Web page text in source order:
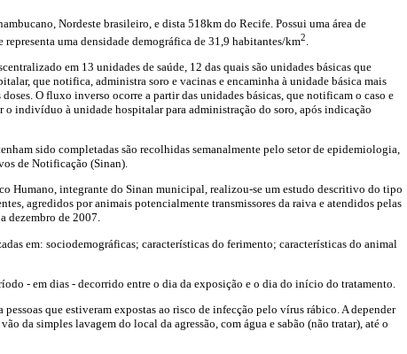
Nordeste brasileiro, e dista 518km do Recife. Possui uma área de
uma densidade demográfica de 31,9 habitantes/km2
em 13 unidades de saúde, 12 das quais são unidades básicas que
que notifica, administra soro e vacinas e encaminha à unidade básica mais
O fluxo inverso ocorre a partir das unidades básicas, que notificam o caso e
o indivíduo à unidade hospitalar para administração do soro, após indicação
sido completadas são recolhidas semanalmente pelo setor de epidemiologia,
de Notificação (Sinan).
Humano, integrante do Sinan municipal, realizou-se um estudo descritivo do tipo
agredidos por animais potencialmente transmissores da raiva e atendidos pelas
dezembro de 2007.
em: sociodemográficas; características do ferimento; características do animal
- em dias - decorrido entre o dia da exposição e o dia do início do tratamento.
que estiveram expostas ao risco de infecção pelo vírus rábico. A depender
da simples lavagem do local da agressão, com água e sabão (não tratar), até o